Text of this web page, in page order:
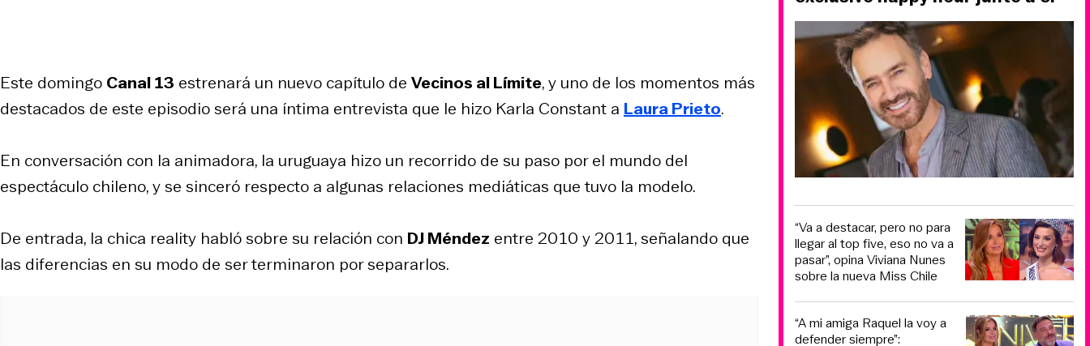
Este domingo Canal 13 estrenará un nuevo capítulo de Vecinos al Límite, y uno de los momentos más
destacados de este episodio será una íntima entrevista que le hizo Karla Constant a Laura Prieto.
En conversación con la animadora, la uruguaya hizo un recorrido de su paso por el mundo del
espectáculo chileno, y se sinceró respecto a algunas relaciones mediáticas que tuvo la modelo.
De entrada, la chica reality habló sobre su relación con DJ Méndez entre 2010 y 2011, señalando que
las diferencias en su modo de ser terminaron por separarlos.
“Va a destacar, pero no para
llegar al top five, eso no va a
pasar”, opina Viviana Nunes
sobre la nueva Miss Chile
“A mi amiga Raquel la voy a
defender siempre”: